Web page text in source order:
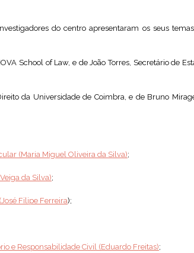
do centro apresentaram os seus
School of Law, e de João Torres, Secretário de
da Universidade de Coimbra, e de Bruno
(Maria Miguel Oliveira da Silva);
da Silva);
Filipe Ferreira);
e Responsabilidade Civil (Eduardo Freitas);